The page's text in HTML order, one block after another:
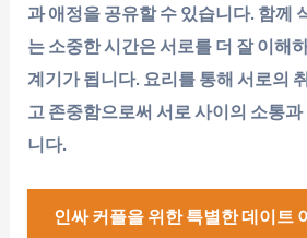
과 애정을 공유할 수 있습니다. 함께
는 소중한 시간은 서로를 더 잘 이해
계기가 됩니다. 요리를 통해 서로의
고 존중함으로써 서로 사이의 소통
니다.
인싸 커플을 위한 특별한 데이트